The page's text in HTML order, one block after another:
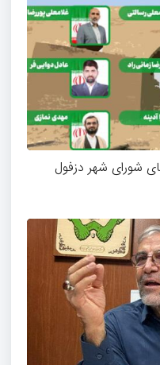
شورای شهر دزفول